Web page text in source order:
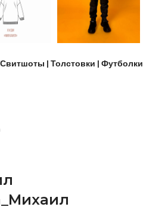
Свитшоты | Толстовки | Футболки
_Михаил